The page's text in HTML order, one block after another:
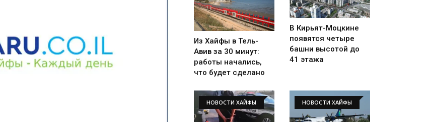
Из Хайфы в Тель-
Авив за 30 минут:
работы начались,
что будет сделано
В Кирьят-Моцкине
появятся четыре
башни высотой до
41 этажа
НОВОСТИ ХАЙФЫ НОВОСТИ ХАЙФЫ